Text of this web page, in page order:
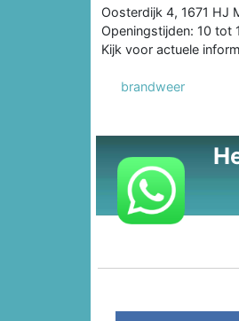
Oosterdijk 4, 1671 HJ
Openingstijden: 10 tot
Kijk voor actuele
brandweer